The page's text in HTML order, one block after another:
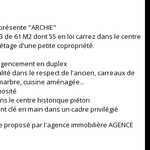
"ARCHIE"
de 61 M2 dont 55 en loi carrez dans le centre
d'une petite copropriété.
en duplex
dans le respect de l'ancien, carreaux de
cuisine aménagée...
le centre historique piéton
clé en main dans un cadre privilégié
par l'agence immobilière AGENCE